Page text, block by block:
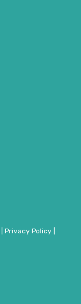
Privacy Policy